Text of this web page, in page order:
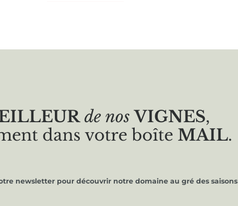
de nos VIGNES,
dans votre boîte MAIL.
newsletter pour découvrir notre domaine au gré des saisons